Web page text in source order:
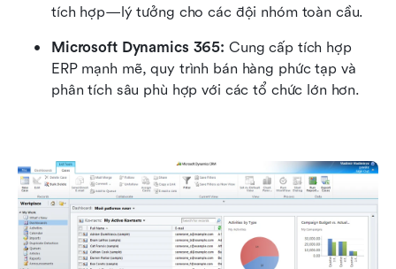
tích hợp—lý tưởng cho các đội nhóm toàn cầu.
Microsoft Dynamics 365: Cung cấp tích hợp
ERP mạnh mẽ, quy trình bán hàng phức tạp và
phân tích sâu phù hợp với các tổ chức lớn hơn.